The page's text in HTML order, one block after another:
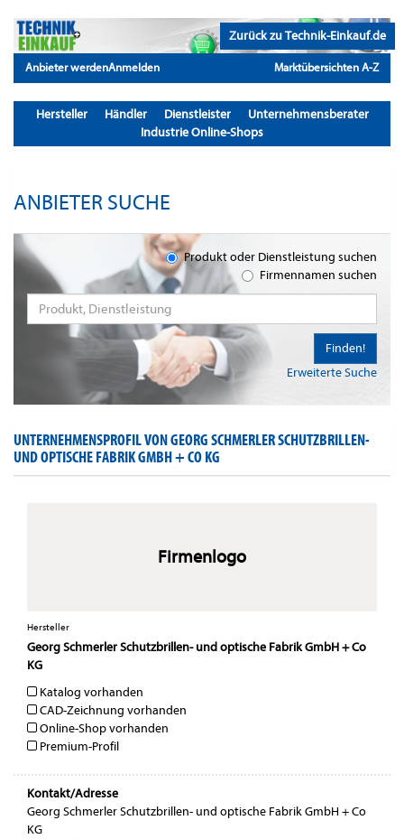
Zurück zu Technik-Einkauf.de
Anbieter werdenAnmelden Marktübersichten A-Z
Hersteller Händler Dienstleister
Unternehmensberater
Industrie Online-Shops
ANBIETER SUCHE
Produkt oder Dienstleistung suchen
Firmennamen suchen
Erweiterte Suche
Finden!
UNTERNEHMENSPROFIL VON GEORG SCHMERLER SCHUTZBRILLEN-
UND OPTISCHE FABRIK GMBH + CO KG
Firmenlogo
Hersteller
Georg Schmerler Schutzbrillen- und optische Fabrik GmbH + Co
KG
Katalog vorhanden
CAD-Zeichnung vorhanden
Online-Shop vorhanden
Premium-Profil
Kontakt/Adresse
Georg Schmerler Schutzbrillen- und optische Fabrik GmbH + Co
KG